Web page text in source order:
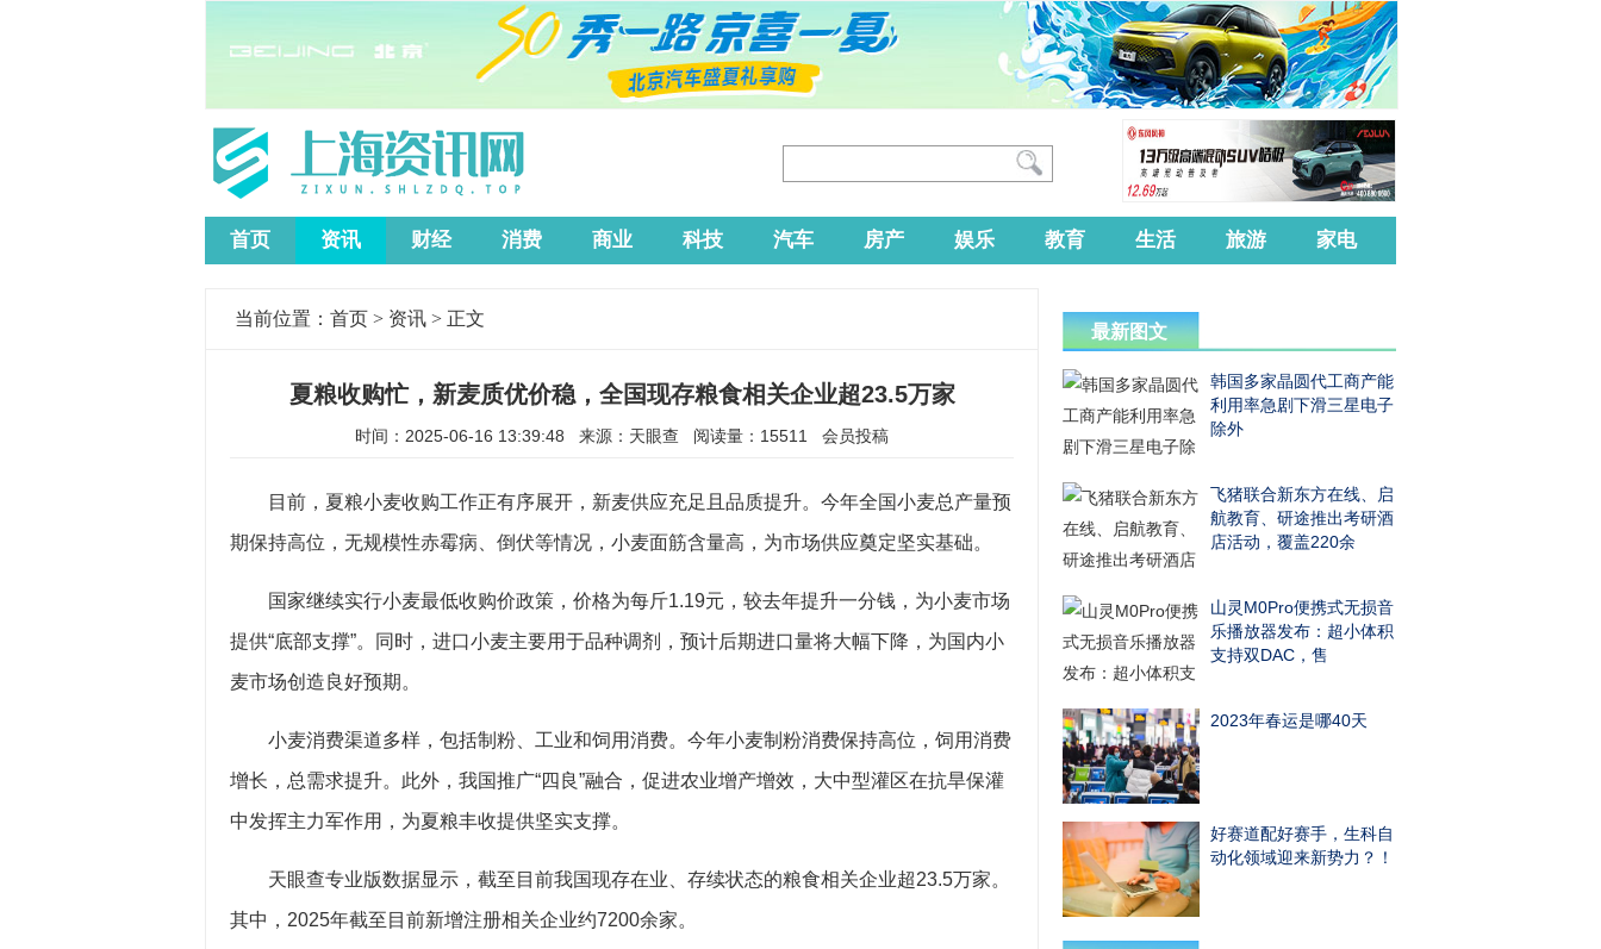
首页 资讯 财经 消费 商业 科技 汽车 房产 娱乐 教育 生活 旅游 家电
当前位置： 首页 > 资讯 > 正文
夏粮收购忙，新麦质优价稳，全国现存粮食相关企业超23.5万家
时间：2025-06-16 13:39:48 来源：天眼查 阅读量：15511 会员投稿
目前，夏粮小麦收购工作正有序展开，新麦供应充足且品质提升。今年全国小麦总产量预
期保持高位，无规模性赤霉病、倒伏等情况，小麦面筋含量高，为市场供应奠定坚实基础。
国家继续实行小麦最低收购价政策，价格为每斤1.19元，较去年提升一分钱，为小麦市场
提供“底部支撑”。同时，进口小麦主要用于品种调剂，预计后期进口量将大幅下降，为国内小
麦市场创造良好预期。
小麦消费渠道多样，包括制粉、工业和饲用消费。今年小麦制粉消费保持高位，饲用消费
增长，总需求提升。此外，我国推广“四良”融合，促进农业增产增效，大中型灌区在抗旱保灌
中发挥主力军作用，为夏粮丰收提供坚实支撑。
天眼查专业版数据显示，截至目前我国现存在业、存续状态的粮食相关企业超23.5万家。
其中，2025年截至目前新增注册相关企业约7200余家。
最新图文
韩国多家晶圆代工商产能
利用率急剧下滑三星电子
除外
飞猪联合新东方在线、启
航教育、研途推出考研酒
店活动，覆盖220余
山灵M0Pro便携式无损音
乐播放器发布：超小体积
支持双DAC，售
2023年春运是哪40天
好赛道配好赛手，生科自
动化领域迎来新势力？！